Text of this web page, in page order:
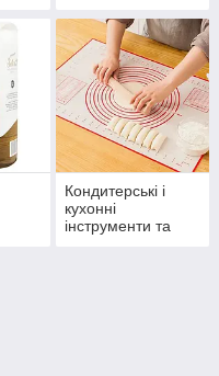
Кондитерські і
кухонні
інструменти та